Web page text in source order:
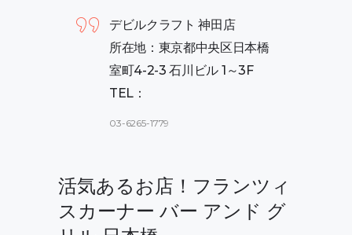
デビルクラフト 神田店
所在地：東京都中央区日本橋
室町4-2-3 石川ビル 1～3F
TEL：
03-6265-1779
活気あるお店！フランツィ
スカーナー バー アンド グ